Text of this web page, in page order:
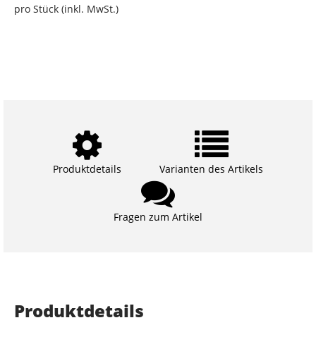
pro Stück (inkl. MwSt.)
Produktdetails Varianten des Artikels
Fragen zum Artikel
Produktdetails